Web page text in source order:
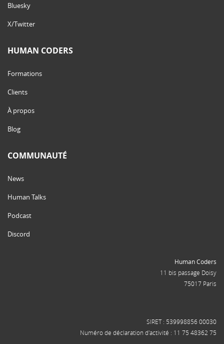
Bluesky
X/Twitter
HUMAN CODERS
Formations
Clients
À propos
Blog
COMMUNAUTÉ
News
Human Talks
Podcast
Discord
Human Coders
11 bis passage Doisy
75017 Paris
SIRET : 539998856 00030
Numéro de déclaration d'activité : 11 75 48362 75